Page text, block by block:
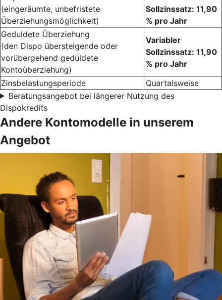
(eingeräumte, unbefristete
Überziehungsmöglichkeit)
Sollzinssatz: 11,90
% pro Jahr
Geduldete Überziehung
(den Dispo übersteigende oder
vorübergehend geduldete
Kontoüberziehung)
Variabler
Sollzinssatz: 11,90
% pro Jahr
Zinsbelastungsperiode
Quartalsweise
Beratungsangebot bei längerer Nutzung des
Dispokredits
Andere Kontomodelle in unserem
Angebot